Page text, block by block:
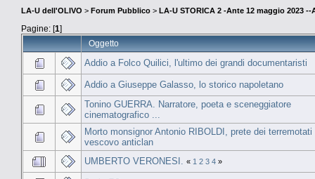
LA-U dell'OLIVO > Forum Pubblico > LA-U STORICA 2 -Ante 12 maggio 2023 --
Pagine: [1]
Oggetto
Addio a Folco Quilici, l'ultimo dei grandi documentaristi
Addio a Giuseppe Galasso, lo storico napoletano
Tonino GUERRA. Narratore, poeta e sceneggiatore
cinematografico ...
Morto monsignor Antonio RIBOLDI, prete dei terremotati
vescovo anticlan
UMBERTO VERONESI.
« 1 2 3 4 »